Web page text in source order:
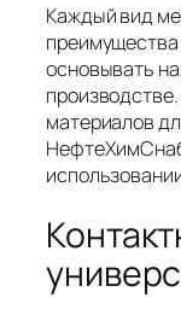
Каждый вид
преимущества
основывать
материалов